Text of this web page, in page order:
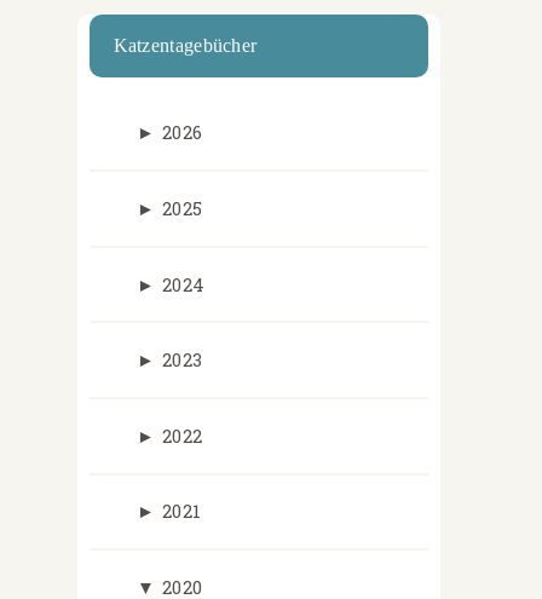
Katzentagebücher
► 2026
► 2025
► 2024
► 2023
► 2022
► 2021
▼ 2020